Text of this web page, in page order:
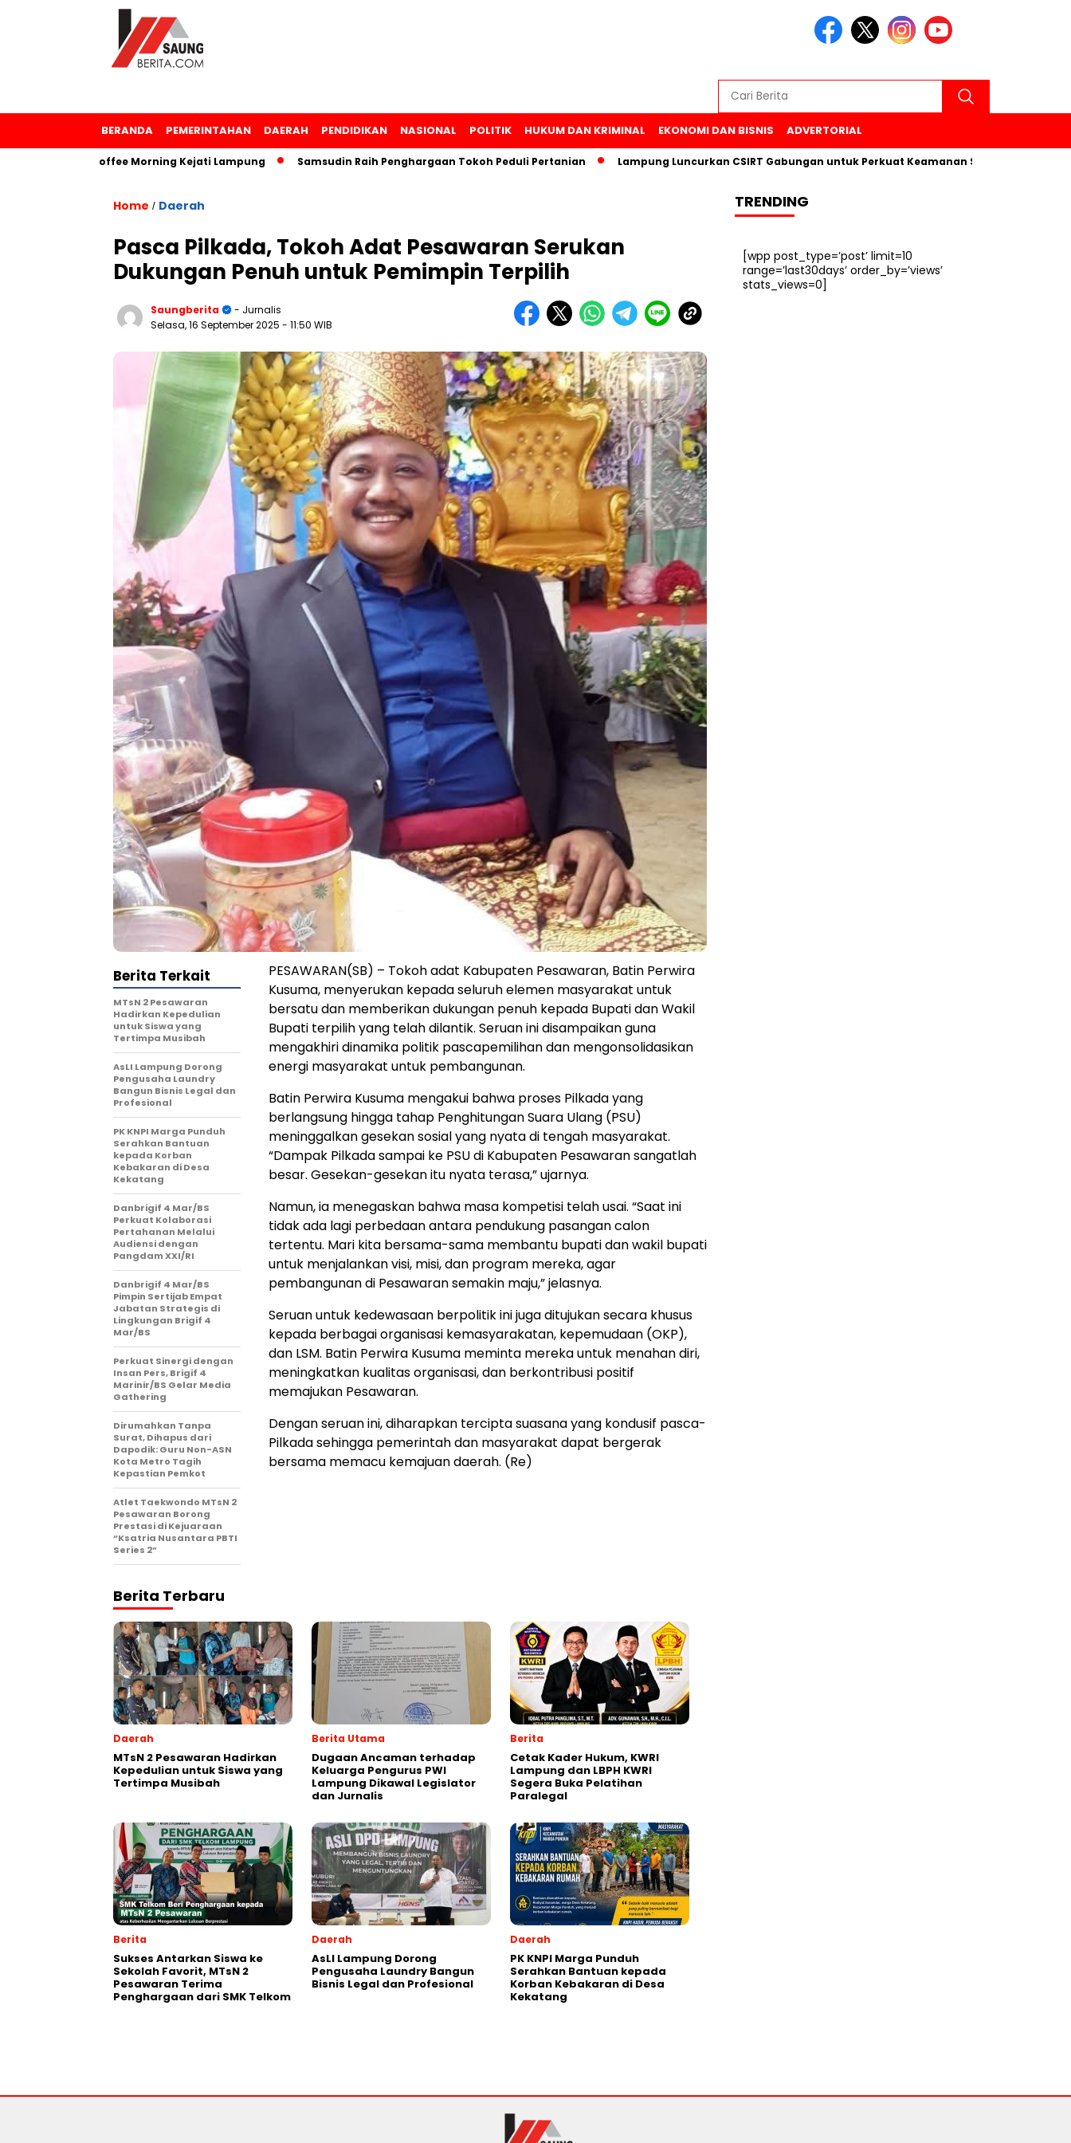
BERANDA PEMERINTAHAN DAERAH PENDIDIKAN NASIONAL POLITIK HUKUM DAN KRIMINAL EKONOMI DAN BISNIS ADVERTORIAL
Acara Coffee Morning Kejati Lampung Samsudin Raih Penghargaan Tokoh Peduli Pertanian Lampung Luncurkan CSIRT Gabungan untuk Perkuat Keamanan Siber di 6 Kabupaten
Home / Daerah
Pasca Pilkada, Tokoh Adat Pesawaran Serukan
Dukungan Penuh untuk Pemimpin Terpilih
Saungberita
- Jurnalis
Selasa, 16 September 2025 - 11:50 WIB
PESAWARAN(SB) – Tokoh adat Kabupaten Pesawaran, Batin Perwira
Kusuma, menyerukan kepada seluruh elemen masyarakat untuk
bersatu dan memberikan dukungan penuh kepada Bupati dan Wakil
Bupati terpilih yang telah dilantik. Seruan ini disampaikan guna
mengakhiri dinamika politik pascapemilihan dan mengonsolidasikan
energi masyarakat untuk pembangunan.
Batin Perwira Kusuma mengakui bahwa proses Pilkada yang
berlangsung hingga tahap Penghitungan Suara Ulang (PSU)
meninggalkan gesekan sosial yang nyata di tengah masyarakat.
“Dampak Pilkada sampai ke PSU di Kabupaten Pesawaran sangatlah
besar. Gesekan-gesekan itu nyata terasa,” ujarnya.
Namun, ia menegaskan bahwa masa kompetisi telah usai. “Saat ini
tidak ada lagi perbedaan antara pendukung pasangan calon
tertentu. Mari kita bersama-sama membantu bupati dan wakil bupati
untuk menjalankan visi, misi, dan program mereka, agar
pembangunan di Pesawaran semakin maju,” jelasnya.
Seruan untuk kedewasaan berpolitik ini juga ditujukan secara khusus
kepada berbagai organisasi kemasyarakatan, kepemudaan (OKP),
dan LSM. Batin Perwira Kusuma meminta mereka untuk menahan diri,
meningkatkan kualitas organisasi, dan berkontribusi positif
memajukan Pesawaran.
Dengan seruan ini, diharapkan tercipta suasana yang kondusif pasca-
Pilkada sehingga pemerintah dan masyarakat dapat bergerak
bersama memacu kemajuan daerah. (Re)
Berita Terkait
MTsN 2 Pesawaran
Hadirkan Kepedulian
untuk Siswa yang
Tertimpa Musibah
AsLI Lampung Dorong
Pengusaha Laundry
Bangun Bisnis Legal dan
Profesional
PK KNPI Marga Punduh
Serahkan Bantuan
kepada Korban
Kebakaran di Desa
Kekatang
Danbrigif 4 Mar/BS
Perkuat Kolaborasi
Pertahanan Melalui
Audiensi dengan
Pangdam XXI/RI
Danbrigif 4 Mar/BS
Pimpin Sertijab Empat
Jabatan Strategis di
Lingkungan Brigif 4
Mar/BS
Perkuat Sinergi dengan
Insan Pers, Brigif 4
Marinir/BS Gelar Media
Gathering
Dirumahkan Tanpa
Surat, Dihapus dari
Dapodik: Guru Non-ASN
Kota Metro Tagih
Kepastian Pemkot
Atlet Taekwondo MTsN 2
Pesawaran Borong
Prestasi di Kejuaraan
“Ksatria Nusantara PBTI
Series 2”
Berita Terbaru
Daerah
MTsN 2 Pesawaran Hadirkan
Kepedulian untuk Siswa yang
Tertimpa Musibah
Berita Utama
Dugaan Ancaman terhadap
Keluarga Pengurus PWI
Lampung Dikawal Legislator
dan Jurnalis
Berita
Cetak Kader Hukum, KWRI
Lampung dan LBPH KWRI
Segera Buka Pelatihan
Paralegal
Berita
Sukses Antarkan Siswa ke
Sekolah Favorit, MTsN 2
Pesawaran Terima
Penghargaan dari SMK Telkom
Daerah
AsLI Lampung Dorong
Pengusaha Laundry Bangun
Bisnis Legal dan Profesional
Daerah
PK KNPI Marga Punduh
Serahkan Bantuan kepada
Korban Kebakaran di Desa
Kekatang
TRENDING
[wpp post_type=’post’ limit=10
range=’last30days’ order_by=’views’
stats_views=0]